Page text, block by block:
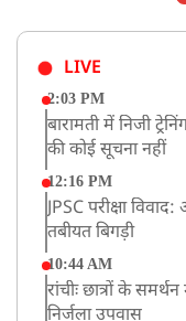
LIVE
2:03 PM
बारामती में निजी
की कोई सूचना नहीं
12:16 PM
JPSC परीक्षा
तबीयत बिगड़ी
10:44 AM
रांचीः छात्रों के
निर्जला उपवास